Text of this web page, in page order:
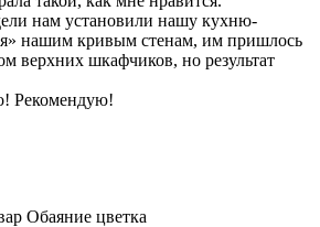
нам установили нашу кухню-
нашим кривым стенам, им пришлось
верхних шкафчиков, но результат
Рекомендую!
Обаяние цветка